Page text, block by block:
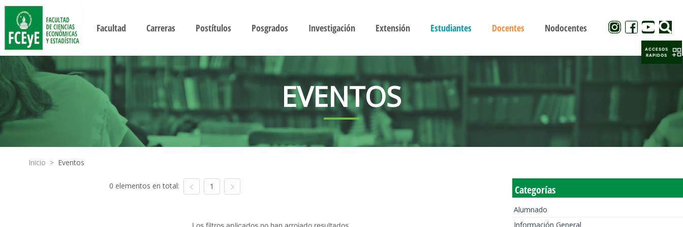
Facultad Carreras Postítulos Posgrados Investigación Extensión Estudiantes Docentes Nodocentes
EVENTOS
Inicio > Eventos
0 elementos en total: 1
Los filtros aplicados no han arrojado resultados
Categorías
Alumnado
Información General
ACCESOS
RAPIDOS